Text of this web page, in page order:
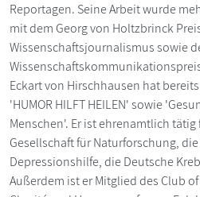
Reportagen. Seine Arbeit wurde
mit dem Georg von Holtzbrinck
Wissenschaftsjournalismus sowie
Eckart von Hirschhausen hat
'HUMOR HILFT HEILEN' sowie
Menschen'. Er ist ehrenamtlich
Gesellschaft für Naturforschung,
Depressionshilfe, die Deutsche
Außerdem ist er Mitglied des Club